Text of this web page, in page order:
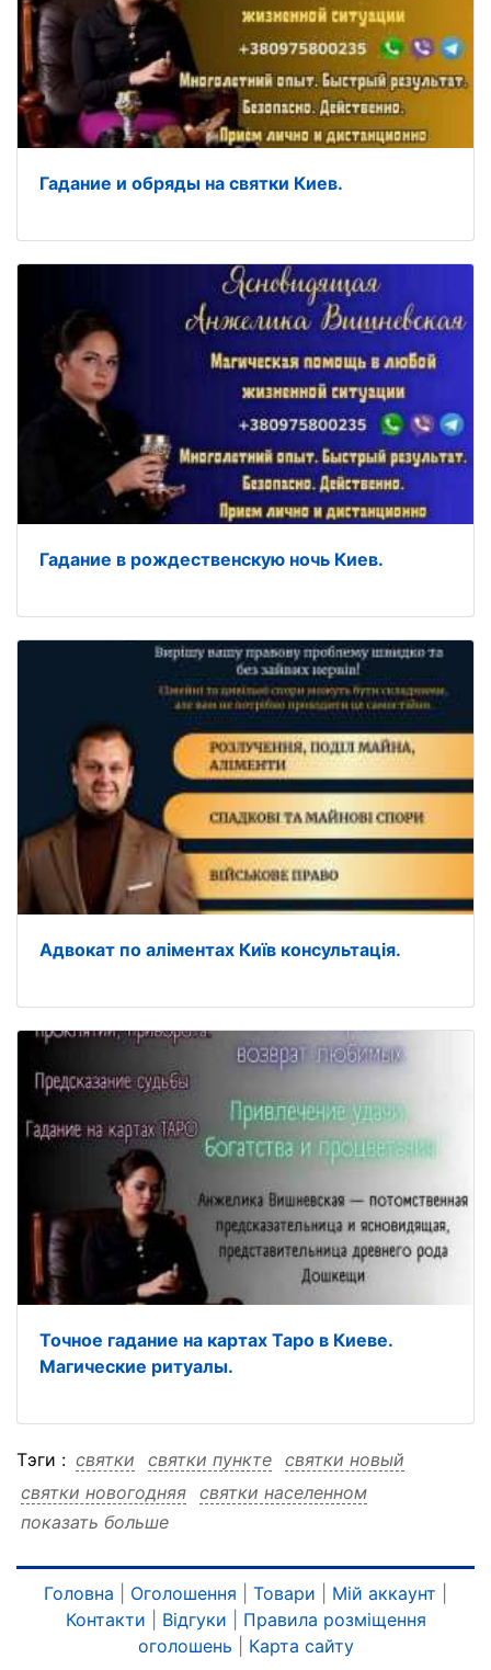
Гадание и обряды на святки Киев.
Гадание в рождественскую ночь Киев.
Адвокат по аліментах Київ консультація.
Точное гадание на картах Таро в Киеве.
Магические ритуалы.
Тэги : святки святки пункте святки новый
святки новогодняя святки населенном
святки магия святки любом
святки гадания новый
святки гадания новогодняя
святки гадания населенном
показать больше
Головна Оголошення Товари Мій аккаунт
Контакти
Відгуки
Правила розміщення
оголошень
Карта сайту